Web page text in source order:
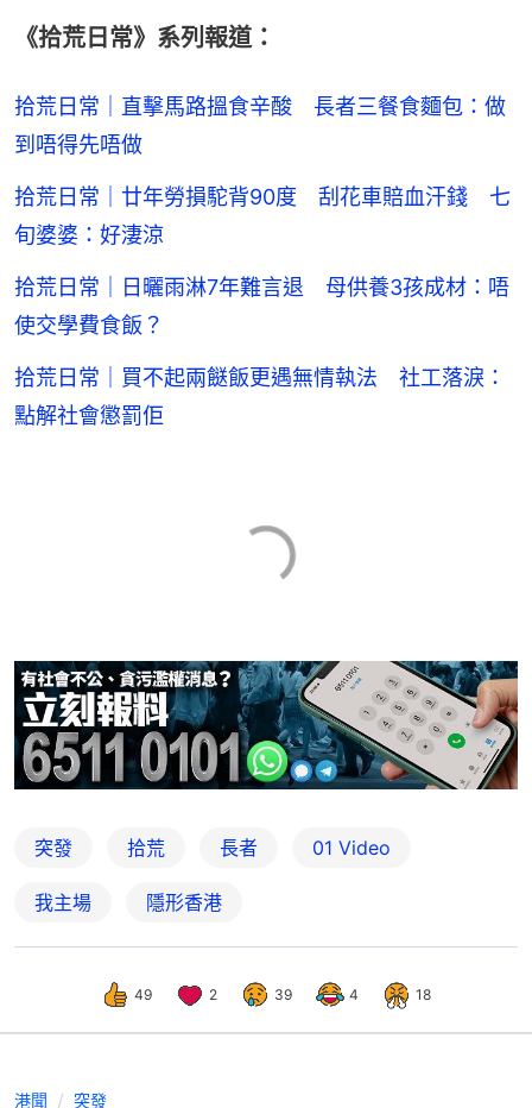
《拾荒日常》系列報道：
拾荒日常｜直擊馬路搵食辛酸 長者三餐食麵包：做
到唔得先唔做
拾荒日常｜廿年勞損駝背90度 刮花車賠血汗錢 七
旬婆婆：好淒涼
拾荒日常｜日曬雨淋7年難言退 母供養3孩成材：唔
使交學費食飯？
拾荒日常｜買不起兩餸飯更遇無情執法 社工落淚：
點解社會懲罰佢
突發 拾荒 長者 01 Video
我主場 隱形香港
49 2 39 4 18
港聞 突發